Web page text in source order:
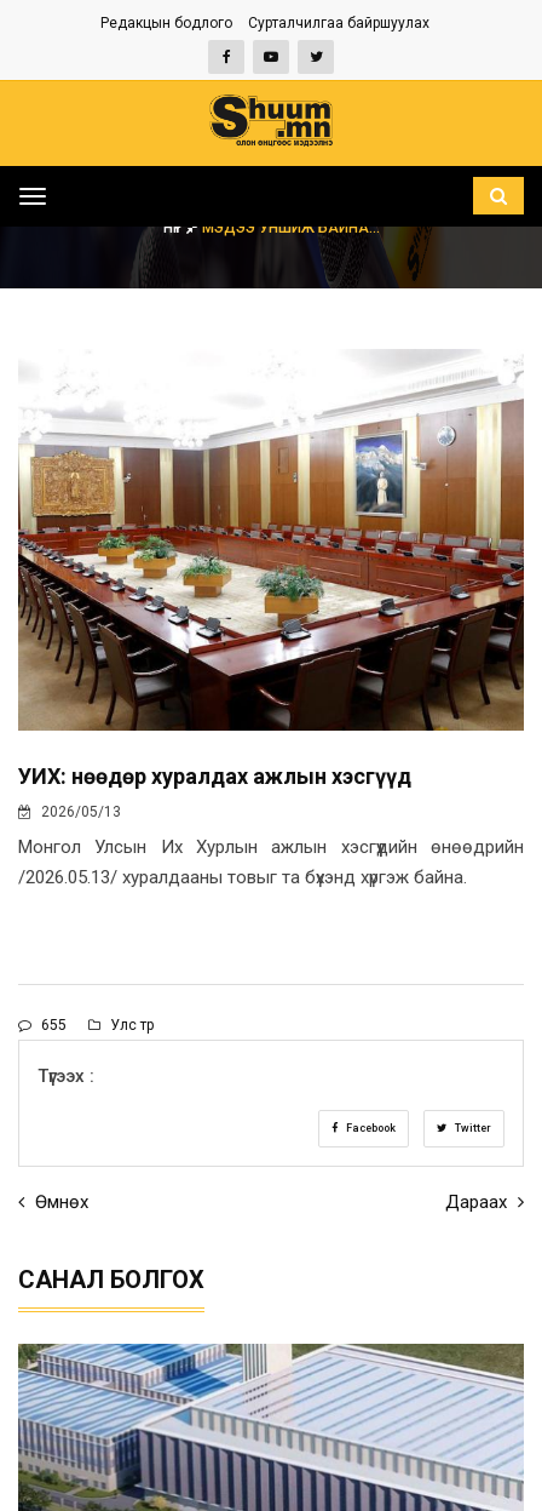
Редакцын бодлого Сурталчилгаа байршуулах
Toggle
НҮҮР МЭДЭЭ УНШИЖ БАЙНА...
УИХ: Өнөөдөр хуралдах ажлын хэсгүүд
2026/05/13
Монгол Улсын Их Хурлын ажлын хэсгүүдийн өнөөдрийн
/2026.05.13/ хуралдааны товыг та бүхэнд хүргэж байна.
655 Улс төр
Түгээх :
Facebook Twitter
Өмнөх Дараах
САНАЛ БОЛГОХ